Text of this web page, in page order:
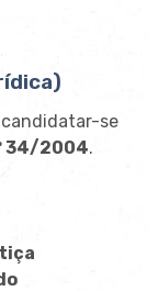
se
34/2004.